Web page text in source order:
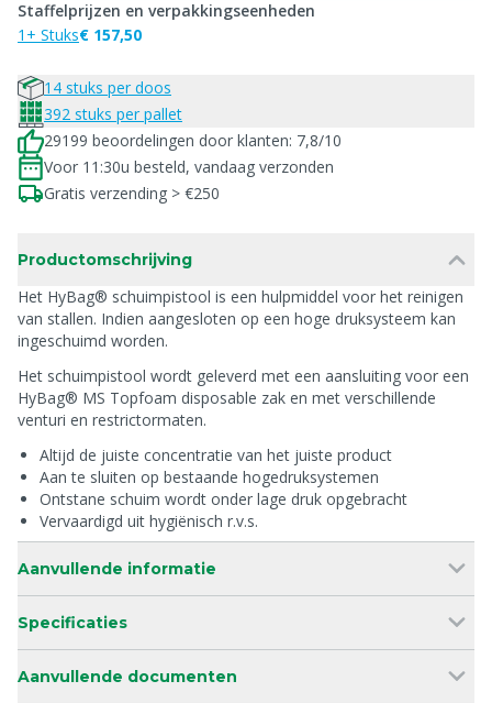
Staffelprijzen en verpakkingseenheden
1+ Stuks€ 157,50
14 stuks per doos
392 stuks per pallet
29199 beoordelingen door klanten: 7,8/10
Voor 11:30u besteld, vandaag verzonden
Gratis verzending > €250
Productomschrijving
Het HyBag® schuimpistool is een hulpmiddel voor het reinigen
van stallen. Indien aangesloten op een hoge druksysteem kan
ingeschuimd worden.
Het schuimpistool wordt geleverd met een aansluiting voor een
HyBag® MS Topfoam disposable zak en met verschillende
venturi en restrictormaten.
Altijd de juiste concentratie van het juiste product
Aan te sluiten op bestaande hogedruksystemen
Ontstane schuim wordt onder lage druk opgebracht
Vervaardigd uit hygiënisch r.v.s.
Aanvullende informatie
Specificaties
Aanvullende documenten